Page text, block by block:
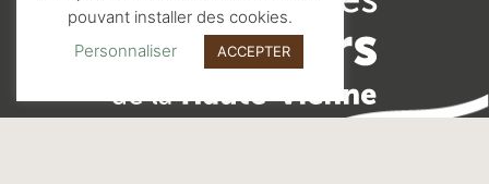
pouvant installer des cookies.
Personnaliser
ACCEPTER